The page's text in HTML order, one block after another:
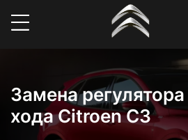
Замена
хода Citroen C3